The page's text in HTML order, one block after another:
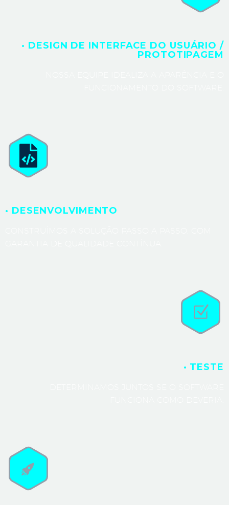
· DESIGN DE INTERFACE DO USUÁRIO /
PROTOTIPAGEM
· DESENVOLVIMENTO
· TESTE